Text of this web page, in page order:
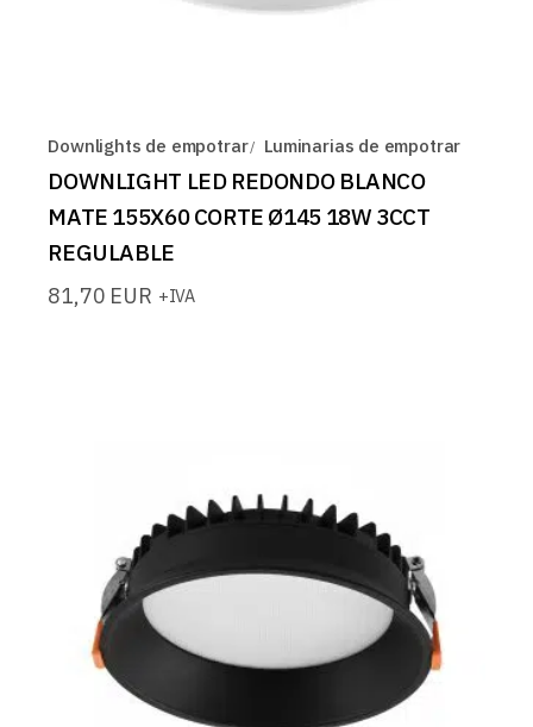
Downlights de empotrar Luminarias de empotrar
DOWNLIGHT LED REDONDO BLANCO
MATE 155X60 CORTE Ø145 18W 3CCT
REGULABLE
81,70 EUR +IVA